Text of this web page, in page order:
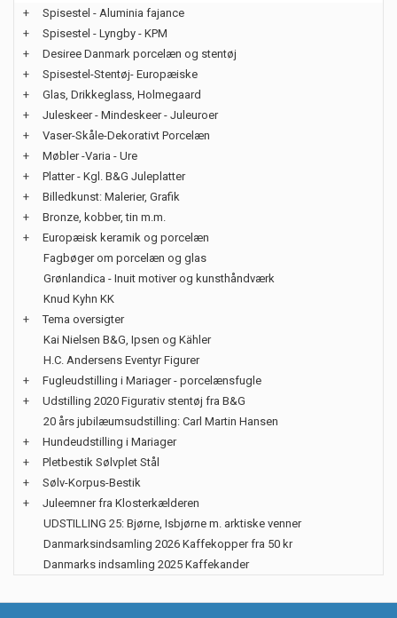
+
Spisestel - Aluminia fajance
+
Spisestel - Lyngby - KPM
+
Desiree Danmark porcelæn og stentøj
+
Spisestel-Stentøj- Europæiske
+
Glas, Drikkeglass, Holmegaard
+
Juleskeer - Mindeskeer - Juleuroer
+
Vaser-Skåle-Dekorativt Porcelæn
+
Møbler -Varia - Ure
+
Platter - Kgl. B&G Juleplatter
+
Billedkunst: Malerier, Grafik
+
Bronze, kobber, tin m.m.
+
Europæisk keramik og porcelæn
Fagbøger om porcelæn og glas
Grønlandica - Inuit motiver og kunsthåndværk
Knud Kyhn KK
+
Tema oversigter
Kai Nielsen B&G, Ipsen og Kähler
H.C. Andersens Eventyr Figurer
+
Fugleudstilling i Mariager - porcelænsfugle
+
Udstilling 2020 Figurativ stentøj fra B&G
20 års jubilæumsudstilling: Carl Martin Hansen
+
Hundeudstilling i Mariager
+
Pletbestik Sølvplet Stål
+
Sølv-Korpus-Bestik
+
Juleemner fra Klosterkælderen
UDSTILLING 25: Bjørne, Isbjørne m. arktiske venner
Danmarksindsamling 2026 Kaffekopper fra 50 kr
Danmarks indsamling 2025 Kaffekander